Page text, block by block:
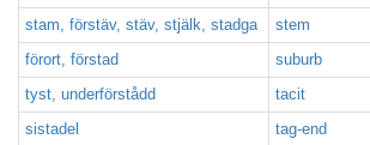
stam, förstäv, stäv, stjälk, stadga
stem
förort, förstad
suburb
tyst, underförstådd
tacit
sistadel
tag-end